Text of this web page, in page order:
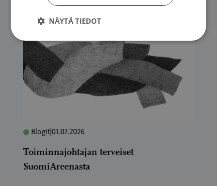
Blogit 01.07.2026
Toiminnajohtajan terveiset
SuomiAreenasta
NÄYTÄ TIEDOT